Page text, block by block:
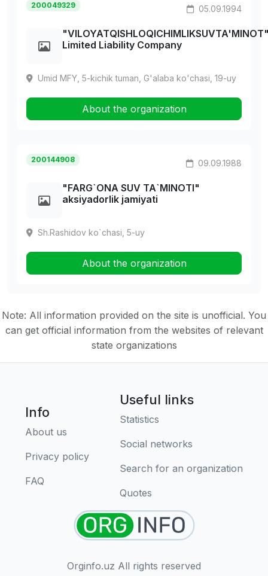
200049329 05.09.1994
Limited Liability Company
Umid MFY, 5-kichik tuman, G'alaba ko'chasi, 19-uy
About the organization
200144908 09.09.1988
"FARG`ONA SUV TA`MINOTI"
aksiyadorlik jamiyati
Sh.Rashidov ko`chasi, 5-uy
About the organization
Note: All information provided on the site is unofficial. You
can get official information from the websites of relevant
state organizations
Orginfo.uz All rights reserved
Info
About us
Privacy policy
FAQ
Useful links
Statistics
Social networks
Search for an organization
Quotes